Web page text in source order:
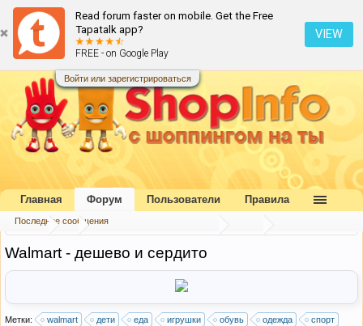
Read forum faster on mobile. Get the Free
Tapatalk app?
FREE - on Google Play
VIEW
Войти или зарегистрироваться
Форум ... Каталог интернет-магазинов
Walmart - дешево и сердито
Метки: walmart дети еда игрушки обувь одежда
спорт
Главная Форум
Последние сообщения
Пользователи Правила